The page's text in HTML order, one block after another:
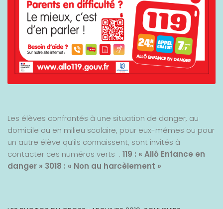
Les élèves confrontés à une situation de danger, au
domicile ou en milieu scolaire, pour eux-mêmes ou pour
un autre élève qu’ils connaissent, sont invités à
contacter ces numéros verts : 119 : « Allô Enfance en
danger » 3018 : « Non au harcèlement »